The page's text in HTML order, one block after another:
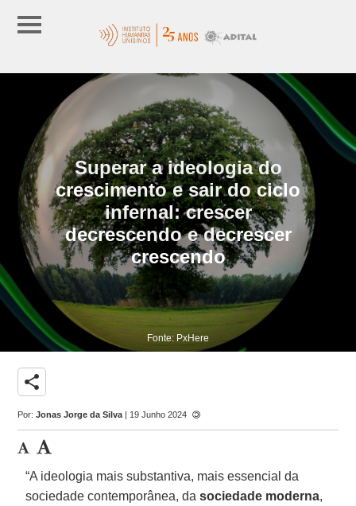
Superar a ideologia do
crescimento e sair do ciclo
infernal: crescer
decrescendo e decrescer
crescendo
Fonte: PxHere
share
Por:Jonas Jorge da Silva | 19 Junho 2024
“A ideologia mais substantiva, mais essencial da
sociedade contemporânea, da sociedade moderna,